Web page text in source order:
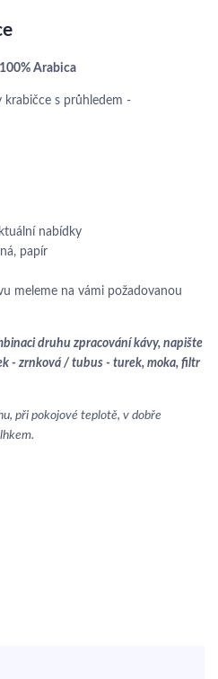
Arabica
krabičce s průhledem -
nabídky
papír
meleme na vámi požadovanou
druhu zpracování kávy, napište
- zrnková / tubus - turek, moka, filtr
při pokojové teplotě, v dobře